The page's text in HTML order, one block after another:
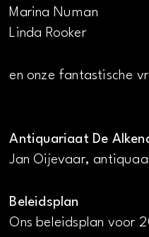
Marina Numan
Linda Rooker
en onze fantastische
Antiquariaat De
Jan Oijevaar,
Beleidsplan
Ons beleidsplan voor